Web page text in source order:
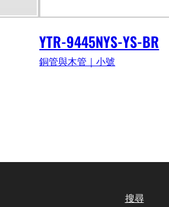
YTR-9445NYS-YS-BR
銅管與木管｜小號
搜尋